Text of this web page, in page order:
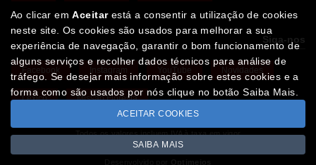
Siga-nos
Facebook Instagram YouTube Novidades
Léxico Missão Floresta
Todos os valores incluem IVA à taxa em vigor
Copyright © IBERBONSAI.pt 2026
Ao clicar emAceitarestá a consentir a utilização de cookies
neste site. Os cookies são usados para melhorar a sua
experiência de navegação, garantir o bom funcionamento de
alguns serviços e recolher dados técnicos para análise de
tráfego. Se desejar mais informação sobre estes cookies e a
forma como são usados por nós clique no botão Saiba Mais.
ACEITAR COOKIES
SAIBA MAIS